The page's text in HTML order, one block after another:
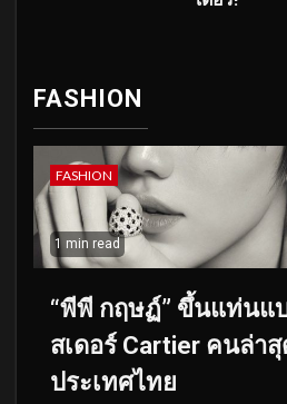
FASHION
FASHION
1 min read
“พีพี กฤษฏ์” ขึ้นแท่นแ
สเดอร์ Cartier คนล่า
ประเทศไทย